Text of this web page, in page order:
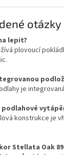
otázky
lepit?
plovoucí
je
konstrukce je
Stellata Oak